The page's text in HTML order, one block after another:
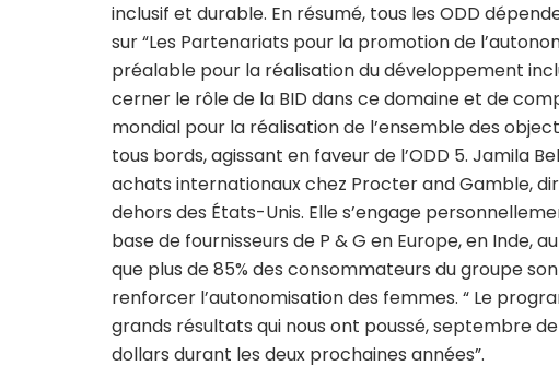
inclusif et durable. En résumé, tous les ODD
sur “Les Partenariats pour la promotion de
préalable pour la réalisation du développement
cerner le rôle de la BID dans ce domaine et de
mondial pour la réalisation de l’ensemble des
tous bords, agissant en faveur de l’ODD 5. Jamila
achats internationaux chez Procter and Gamble,
dehors des États-Unis. Elle s’engage
base de fournisseurs de P & G en Europe, en Inde,
que plus de 85% des consommateurs du groupe
renforcer l’autonomisation des femmes. “ Le
grands résultats qui nous ont poussé, septembre
dollars durant les deux prochaines années”.